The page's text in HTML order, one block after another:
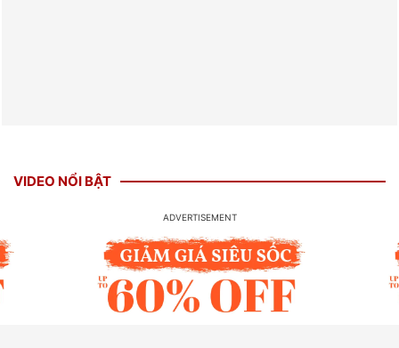
VIDEO NỔI BẬT